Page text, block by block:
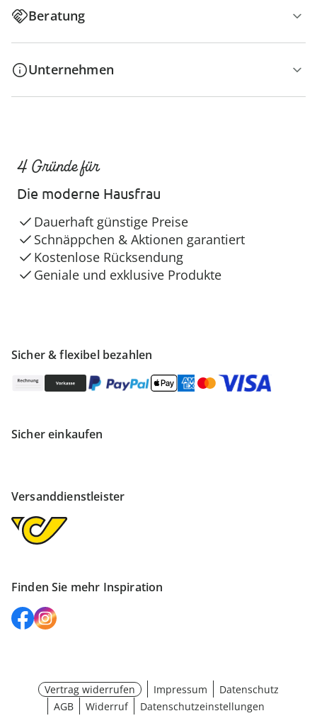
Beratung
Unternehmen
Sicher & flexibel bezahlen
Sicher einkaufen
Versanddienstleister
Finden Sie mehr Inspiration
4 Gründe für
Die moderne Hausfrau
Dauerhaft günstige Preise
Schnäppchen & Aktionen garantiert
Kostenlose Rücksendung
Geniale und exklusive Produkte
Vertrag widerrufen Impressum
Datenschutz
AGB
Widerruf Datenschutzeinstellungen